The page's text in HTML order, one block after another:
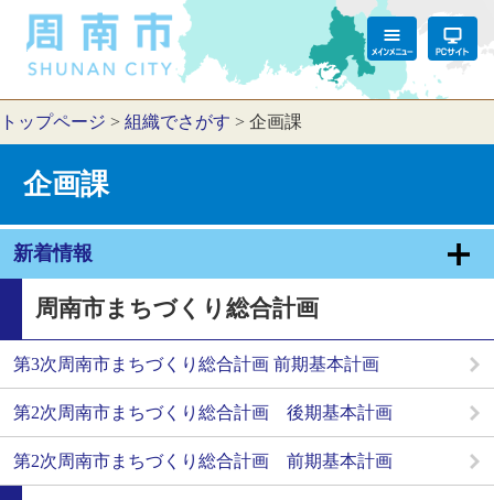
トップページ > 組織でさがす > 企画課
企画課
新着情報
周南市まちづくり総合計画
第3次周南市まちづくり総合計画 前期基本計画
第2次周南市まちづくり総合計画 後期基本計画
第2次周南市まちづくり総合計画 前期基本計画